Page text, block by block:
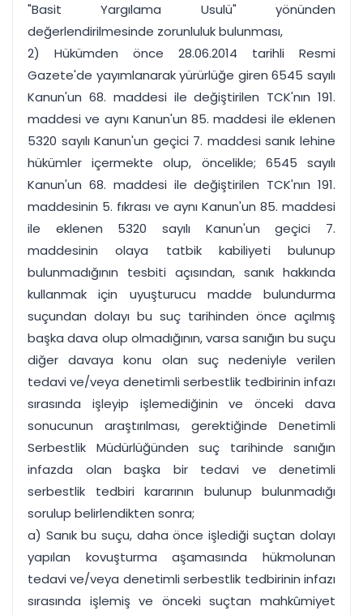
"Basit Yargılama Usulü" yönünden
değerlendirilmesinde zorunluluk bulunması,
2) Hükümden önce 28.06.2014 tarihli Resmi
Gazete'de yayımlanarak yürürlüğe giren 6545 sayılı
Kanun'un 68. maddesi ile değiştirilen TCK'nın 191.
maddesi ve aynı Kanun'un 85. maddesi ile eklenen
5320 sayılı Kanun'un geçici 7. maddesi sanık lehine
hükümler içermekte olup, öncelikle; 6545 sayılı
Kanun'un 68. maddesi ile değiştirilen TCK'nın 191.
maddesinin 5. fıkrası ve aynı Kanun'un 85. maddesi
ile eklenen 5320 sayılı Kanun'un geçici 7.
maddesinin olaya tatbik kabiliyeti bulunup
bulunmadığının tesbiti açısından, sanık hakkında
kullanmak için uyuşturucu madde bulundurma
suçundan dolayı bu suç tarihinden önce açılmış
başka dava olup olmadığının, varsa sanığın bu suçu
diğer davaya konu olan suç nedeniyle verilen
tedavi ve/veya denetimli serbestlik tedbirinin infazı
sırasında işleyip işlemediğinin ve önceki dava
sonucunun araştırılması, gerektiğinde Denetimli
Serbestlik Müdürlüğünden suç tarihinde sanığın
infazda olan başka bir tedavi ve denetimli
serbestlik tedbiri kararının bulunup bulunmadığı
sorulup belirlendikten sonra;
a) Sanık bu suçu, daha önce işlediği suçtan dolayı
yapılan kovuşturma aşamasında hükmolunan
tedavi ve/veya denetimli serbestlik tedbirinin infazı
sırasında işlemiş ve önceki suçtan mahkûmiyet